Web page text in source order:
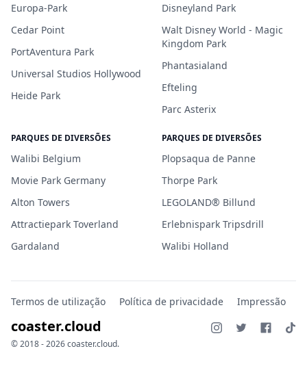
Europa-Park
Cedar Point
PortAventura Park
Universal Studios Hollywood
Heide Park
Disneyland Park
Walt Disney World - Magic
Kingdom Park
Phantasialand
Efteling
Parc Asterix
PARQUES DE DIVERSÕES
Walibi Belgium
Movie Park Germany
Alton Towers
Attractiepark Toverland
Gardaland
PARQUES DE DIVERSÕES
Plopsaqua de Panne
Thorpe Park
LEGOLAND® Billund
Erlebnispark Tripsdrill
Walibi Holland
Termos de utilização Política de privacidade Impressão
coaster.cloud
© 2018 - 2026 coaster.cloud.